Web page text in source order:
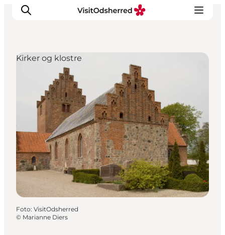
DET SKER
OPLEV
SPIS
OVERNAT
PRAKTISK
NYHEDSBREV
Kirker og klostre
Foto: VisitOdsherred
© Marianne Diers